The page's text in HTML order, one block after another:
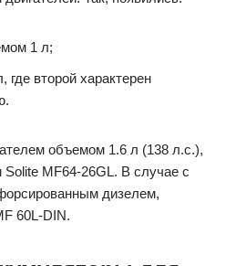
1 л;
где второй характерен
объемом 1.6 л (138 л.с.),
MF64-26GL. В случае с
дизелем,
60L-DIN.